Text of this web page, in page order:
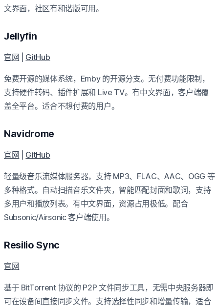
文界面，社区有和谐版可用。
Jellyfin
官网 GitHub
免费开源的媒体系统，Emby 的开源分支。无付费功能限制，
支持硬件转码、插件扩展和 Live TV。有中文界面，客户端覆
盖全平台。适合不想付费的用户。
Navidrome
官网 GitHub
轻量级音乐流媒体服务器，支持 MP3、FLAC、AAC、OGG 等
多种格式。自动扫描音乐文件夹，智能匹配封面和歌词，支持
多用户和播放列表。有中文界面，资源占用极低。配合
Subsonic/Airsonic 客户端使用。
Resilio Sync
官网
基于 BitTorrent 协议的 P2P 文件同步工具，无需中央服务器即
可在设备间直接同步文件。支持选择性同步和增量传输，适合